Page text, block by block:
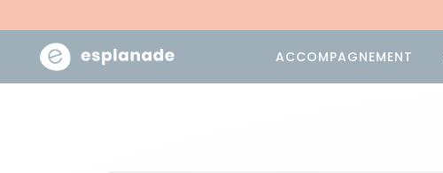
ACCOMPAGNEMENT